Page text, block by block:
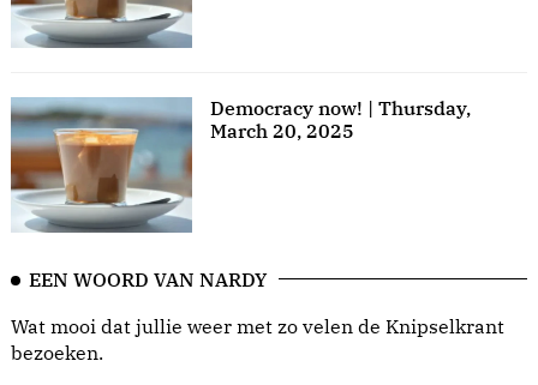
Democracy now! | Thursday,
March 20, 2025
EEN WOORD VAN NARDY
Wat mooi dat jullie weer met zo velen de Knipselkrant
bezoeken.